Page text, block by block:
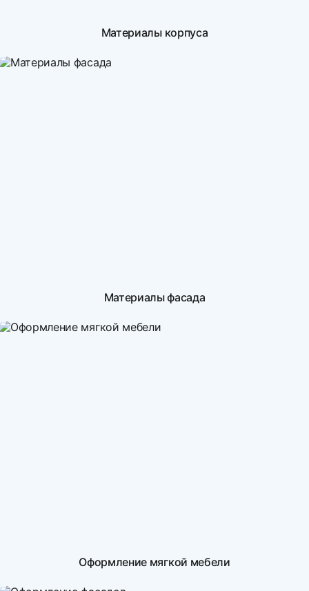
Материалы корпуса
Материалы фасада
Оформление мягкой мебели